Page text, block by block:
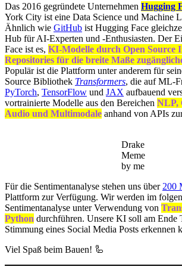
Das 2016 gegründete Unternehmen Hugging
York City ist eine Data Science und Machine
Ähnlich wie GitHub ist Hugging Face
Hub für AI-Experten und -Enthusiasten. Der
Face ist es, KI-Modelle durch Open Source
Repositories für die breite Maße
Populär ist die Plattform unter anderem für
Source Bibliothek Transformers, die auf ML-
PyTorch, TensorFlow und JAX aufbauend
vortrainierte Modelle aus den Bereichen NLP,
Audio und Multimodale anhand von APIs
Drake
Meme
by me
Für die Sentimentanalyse stehen uns über 200
Plattform zur Verfügung. Wir werden im
Sentimentanalyse unter Verwendung von
Python durchführen. Unsere KI soll am Ende
Stimmung eines Social Media Posts erkennen
Viel Spaß beim Bauen! 🦾